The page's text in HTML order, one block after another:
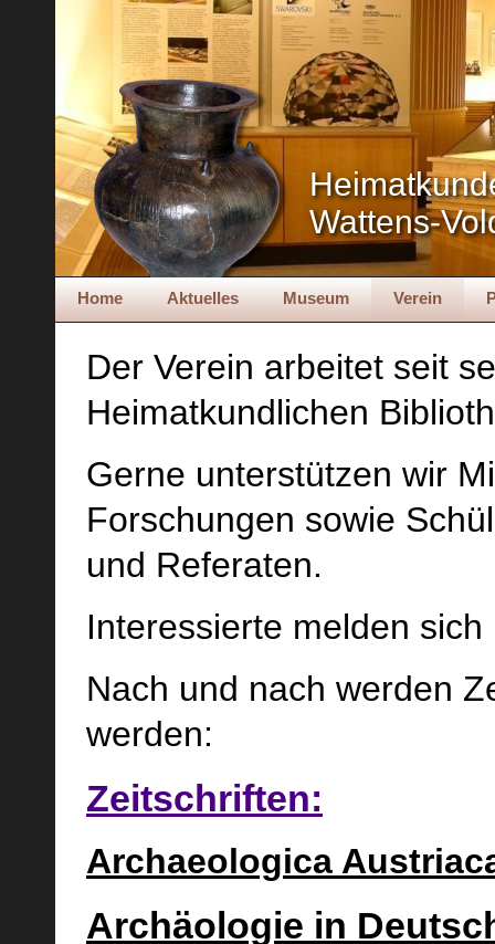
Wattens-
Home Aktuelles Museum Verein
Der Verein arbeitet seit
Heimatkundlichen
Gerne unterstützen wir
Forschungen sowie
und Referaten.
Interessierte melden
Nach und nach werden
werden:
Zeitschriften:
Archaeologica
Archäologie in